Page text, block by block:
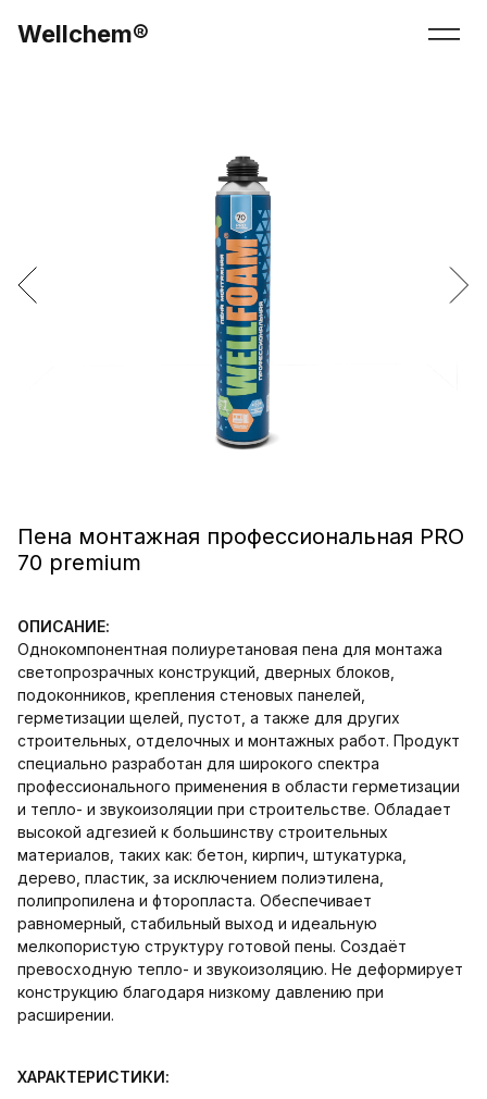
Wellchem®
Пена монтажная профессиональная PRO
70 premium
ОПИСАНИЕ:
Однокомпонентная полиуретановая пена для монтажа
светопрозрачных конструкций, дверных блоков,
подоконников, крепления стеновых панелей,
герметизации щелей, пустот, а также для других
строительных, отделочных и монтажных работ. Продукт
специально разработан для широкого спектра
профессионального применения в области герметизации
и тепло- и звукоизоляции при строительстве. Обладает
высокой адгезией к большинству строительных
материалов, таких как: бетон, кирпич, штукатурка,
дерево, пластик, за исключением полиэтилена,
полипропилена и фторопласта. Обеспечивает
равномерный, стабильный выход и идеальную
мелкопористую структуру готовой пены. Создаёт
превосходную тепло- и звукоизоляцию. Не деформирует
конструкцию благодаря низкому давлению при
расширении.
ХАРАКТЕРИСТИКИ: